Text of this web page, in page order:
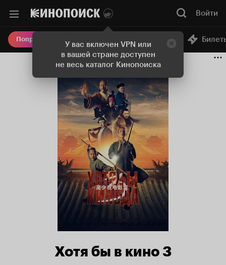
У вас включен VPN или
в вашей стране доступен
не весь каталог Кинопоиска
Войти
Попробовать Плюс Онлайн-кинотеатр
Хотя бы в кино 3